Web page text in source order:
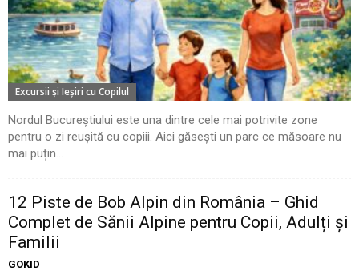
Excursii şi Ieşiri cu Copilul
Nordul Bucureștiului este una dintre cele mai potrivite zone
pentru o zi reușită cu copiii. Aici găsești un parc ce măsoare nu
mai puțin...
12 Piste de Bob Alpin din România – Ghid
Complet de Sănii Alpine pentru Copii, Adulți și
Familii
GOKID